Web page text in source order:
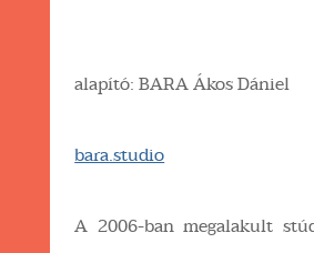
alapító: BARA Ákos Dániel
bara.studio
A 2006-ban megalakult